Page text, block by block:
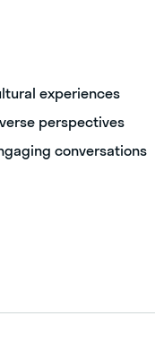
experiences
perspectives
conversations